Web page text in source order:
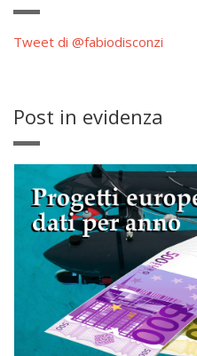
Tweet di @fabiodisconzi
Post in evidenza